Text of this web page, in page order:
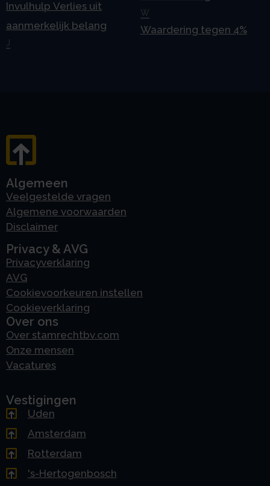
Invulhulp Verlies uit
aanmerkelijk belang
W
Waardering tegen 4%
Algemeen
Veelgestelde vragen
Algemene voorwaarden
Disclaimer
Privacy & AVG
Privacyverklaring
AVG
Cookievoorkeuren instellen
Cookieverklaring
Over ons
Over stamrechtbv.com
Onze mensen
Vacatures
Vestigingen
Uden
Amsterdam
Rotterdam
's-Hertogenbosch